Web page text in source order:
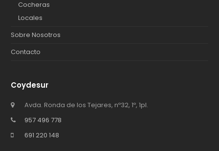
Cocheras
Locales
Sobre Nosotros
Contacto
Coydesur
Avda. Ronda de los Tejares, nº32, 1º, 1pl.
957 496 778
691 220 148